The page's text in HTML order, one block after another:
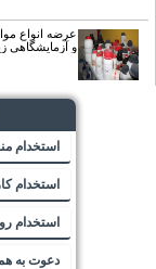
عرضه انواع
و آزمایشگاهی
استخدام
استخدام
استخدام
دعوت به